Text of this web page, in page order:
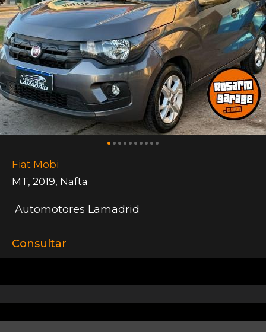
Fiat Mobi
MT, 2019, Nafta
Automotores Lamadrid
Consultar